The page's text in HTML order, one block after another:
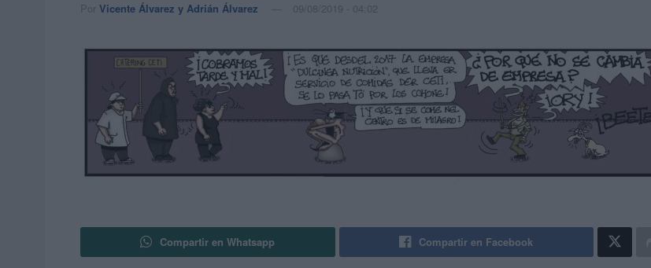
Por Vicente Álvarez y Adrián Álvarez 09/08/2019 - 04:02
Compartir en Whatsapp Compartir en Facebook